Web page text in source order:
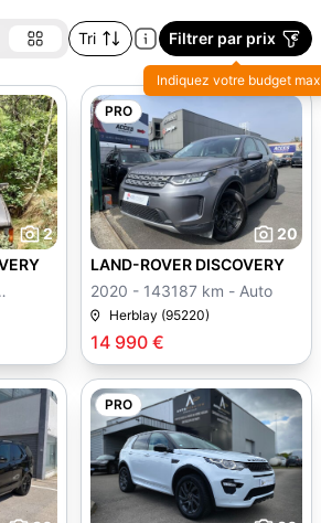
Tri Filtrer par prix
Indiquez votre budget max
2
PRO
20
14 990 €
LAND-ROVER DISCOVERY
2020 - 143187 km - Auto
Herblay (95220)
PRO